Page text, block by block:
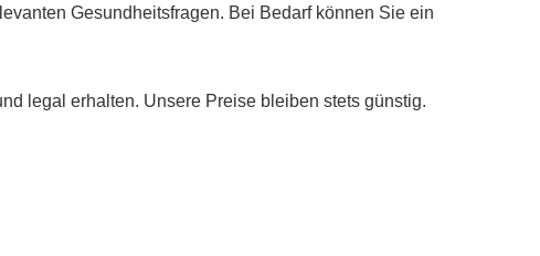
Gesundheitsfragen. Bei Bedarf können Sie ein
legal erhalten. Unsere Preise bleiben stets günstig.